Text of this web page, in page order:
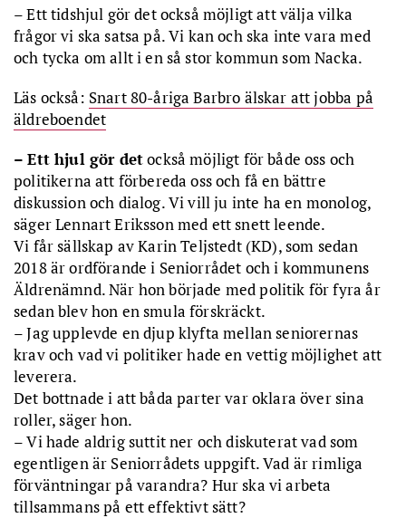
– Ett tidshjul gör det också möjligt att välja vilka
frågor vi ska satsa på. Vi kan och ska inte vara med
och tycka om allt i en så stor kommun som Nacka.
Läs också: Snart 80-åriga Barbro älskar att jobba på
äldreboendet
– Ett hjul gör detockså möjligt för både oss och
politikerna att förbereda oss och få en bättre
diskussion och dialog. Vi vill ju inte ha en monolog,
säger Lennart Eriksson med ett snett leende.
Vi får sällskap av Karin Teljstedt (KD), som sedan
2018 är ordförande i Seniorrådet och i kommunens
Äldrenämnd. När hon började med politik för fyra år
sedan blev hon en smula förskräckt.
– Jag upplevde en djup klyfta mellan seniorernas
krav och vad vi politiker hade en vettig möjlighet att
leverera.
Det bottnade i att båda parter var oklara över sina
roller, säger hon.
– Vi hade aldrig suttit ner och diskuterat vad som
egentligen är Seniorrådets uppgift. Vad är rimliga
förväntningar på varandra? Hur ska vi arbeta
tillsammans på ett effektivt sätt?